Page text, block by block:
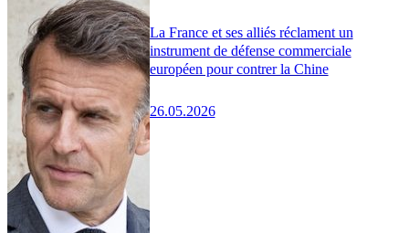
La France et ses alliés réclament un
instrument de défense commerciale
européen pour contrer la Chine
26.05.2026